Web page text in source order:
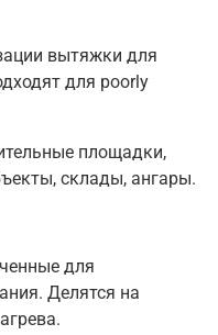
вытяжки для
для poorly
площадки,
склады, ангары.
для
Делятся на